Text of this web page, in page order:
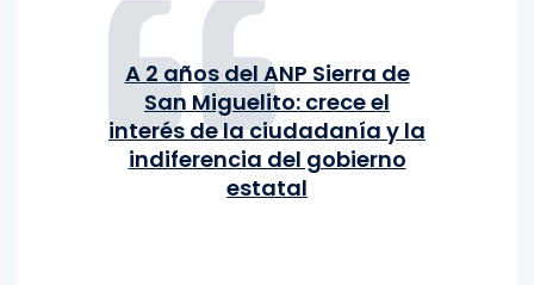
A 2 años del ANP Sierra de
San Miguelito: crece el
interés de la ciudadanía y la
indiferencia del gobierno
estatal